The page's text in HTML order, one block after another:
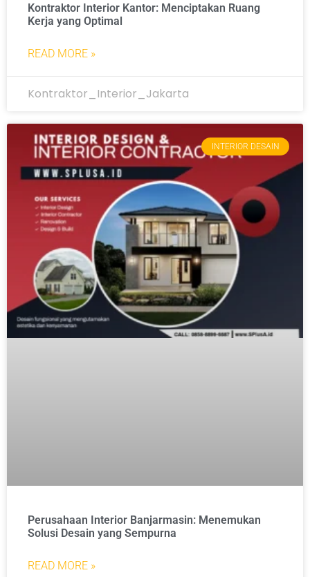
Kontraktor Interior Kantor: Menciptakan Ruang
Kerja yang Optimal
READ MORE »
Kontraktor_Interior_Jakarta
INTERIOR DESAIN
Perusahaan Interior Banjarmasin: Menemukan
Solusi Desain yang Sempurna
READ MORE »